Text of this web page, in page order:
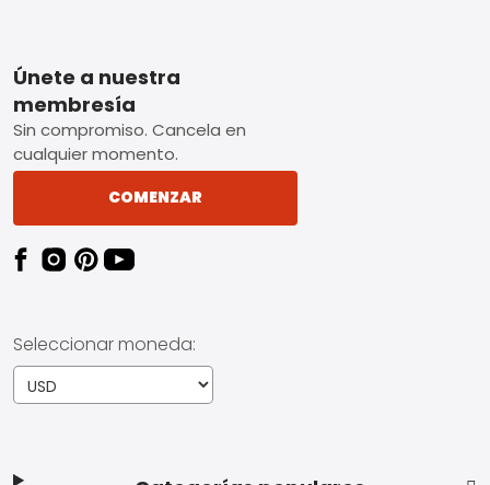
Footer
Únete a nuestra
membresía
Sin compromiso. Cancela en
cualquier momento.
COMENZAR
Seleccionar moneda: